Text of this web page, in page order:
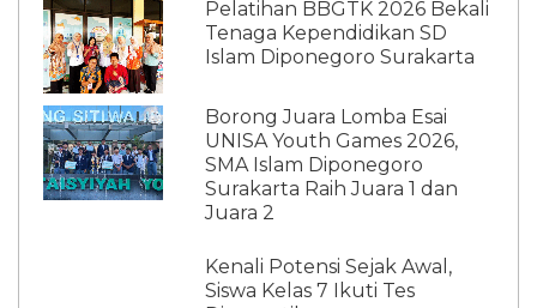
Pelatihan BBGTK 2026 Bekali
Tenaga Kependidikan SD
Islam Diponegoro Surakarta
Borong Juara Lomba Esai
UNISA Youth Games 2026,
SMA Islam Diponegoro
Surakarta Raih Juara 1 dan
Juara 2
Kenali Potensi Sejak Awal,
Siswa Kelas 7 Ikuti Tes